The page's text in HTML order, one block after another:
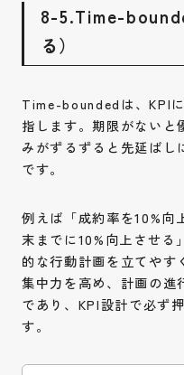
8-5.Time-
る）
Time-boundedは、KPI
指します。期限がないと
みがずるずると先延ばし
です。
例えば「成約率を10%向
末までに10%向上させる
的な行動計画を立てやす
集中力を高め、計画の進
であり、KPI設計で必ず
す。